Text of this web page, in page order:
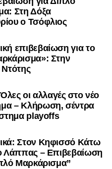
Στη Δόξα
ο Τσόφλιος
επιβεβαίωση για το
Στην
οι αλλαγές στο νέο
– Κλήρωση, σέντρα
playoffs
Στον Κηφισσό Κάτω
Λάππας – Επιβεβαίωση
Μαρκάρισμα”